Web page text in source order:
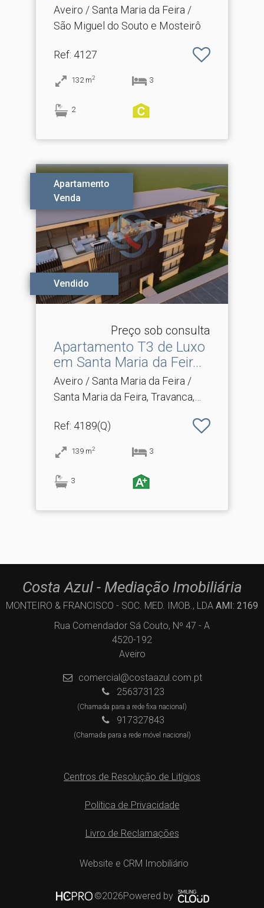
Aveiro / Santa Maria da Feira /
São Miguel do Souto e Mosteirô
Ref: 4127
132 m2 3
2
Apartamento
Venda
Vendido
Preço sob consulta
Apartamento T3 de Luxo
em Santa Maria da Feir.​..
Aveiro / Santa Maria da Feira /
Santa Maria da Feira, Travanca,
Ref: 4189(Q)
139 m2 3
3
Costa Azul - Mediação Imobiliária
MONTEIRO & FRANCISCO - SOC. MED. IMOB., LDA AMI: 2169
Rua Comendador Sá Couto, Nº 47 - A
4520-192
Aveiro
comercial@costaazul.com.pt
256373123
(Chamada para a rede fixa nacional)
917327843
(Chamada para a rede móvel nacional)
Centros de Resolução de Litígios
Política de Privacidade
Livro de Reclamações
Website e CRM Imobiliário
©2026Powered by